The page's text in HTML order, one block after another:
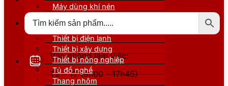
Văn phòng làm việc:
T2 - T7 (8h00 - 17h45)
Máy dùng khí nén
Thiết bị nâng đỡ
Thiết bị điện lạnh
Thiết bị xây dựng
Thiết bị nông nghiệp
Tủ đồ nghề
Thang nhôm